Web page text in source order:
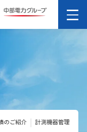
のご紹介 計測機器管理